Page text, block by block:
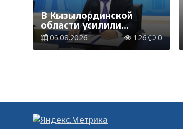
В Кызылординской
области усилили
контроль за финансовой
дисциплиной
06.08.2026 126 0